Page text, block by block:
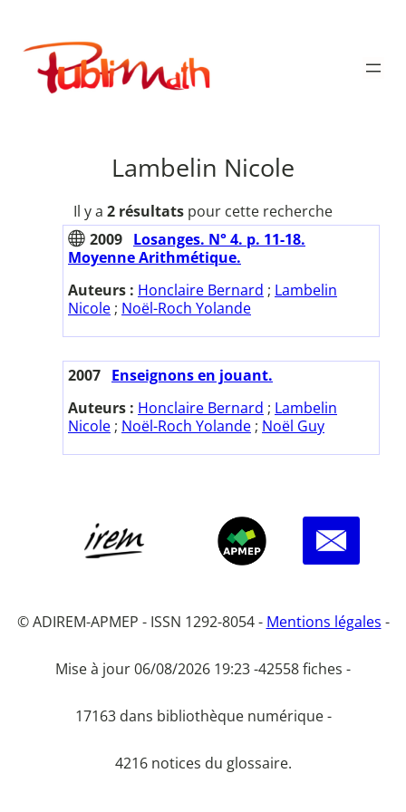
contenu
Publimath
Lambelin Nicole
Il y a 2 résultats pour cette recherche
2009 Losanges. N° 4. p. 11-18.
Moyenne Arithmétique.
Auteurs : Honclaire Bernard ; Lambelin
Nicole ; Noël-Roch Yolande
2007 Enseignons en jouant.
Auteurs : Honclaire Bernard ; Lambelin
Nicole ; Noël-Roch Yolande ; Noël Guy
© ADIREM-APMEP - ISSN 1292-8054 - Mentions légales -
Mise à jour 06/08/2026 19:23 -42558 fiches -
17163 dans bibliothèque numérique -
4216 notices du glossaire.